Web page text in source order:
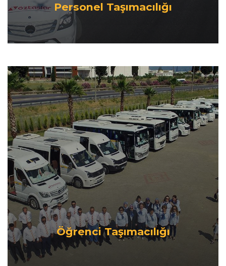
Personel Taşımacılığı
Özel yazılımlar sayesinde güzergah planlaması
geliştiriliyor, müşterilerimize maksimum fayda
sağlayacak ideal servis programları sunuyoruz.
Öğrenci Taşımacılığı